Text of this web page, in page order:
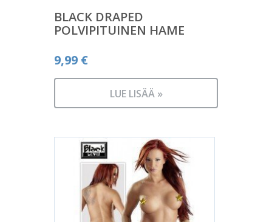
BLACK DRAPED
POLVIPITUINEN HAME
9,99 €
LUE LISÄÄ »